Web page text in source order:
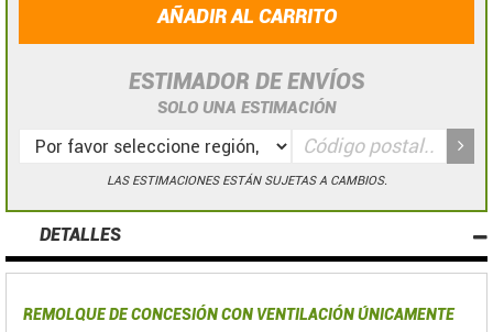
AÑADIR AL CARRITO
ESTIMADOR DE ENVÍOS
SOLO UNA ESTIMACIÓN
LAS ESTIMACIONES ESTÁN SUJETAS A CAMBIOS.
DETALLES
REMOLQUE DE CONCESIÓN CON VENTILACIÓN ÚNICAMENTE